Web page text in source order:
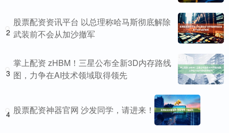
2
股票配资资讯平台 以总理称哈马斯彻底解除
武装前不会从加沙撤军
3
掌上配资 zHBM！三星公布全新3D内存路线
图，力争在AI技术领域取得领先
4 股票配资神器官网 沙发同学，请进来！